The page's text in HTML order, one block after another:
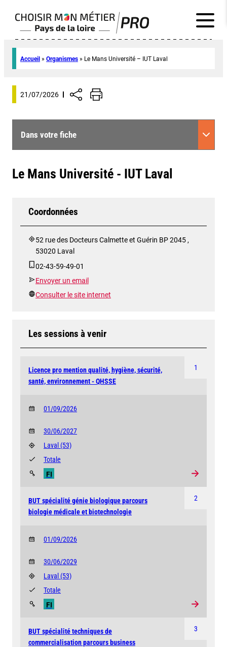
Accueil » Organismes » Le Mans Université – IUT Laval
21/07/2026
Dans votre fiche
Le Mans Université - IUT Laval
Coordonnées
52 rue des Docteurs Calmette et Guérin BP 2045 ,
53020 Laval
02-43-59-49-01
Envoyer un email
Consulter le site internet
Les sessions à venir
1
Licence pro mention qualité, hygiène, sécurité,
santé, environnement - QHSSE
01/09/2026
30/06/2027
Laval (53)
FI
Totale
2
BUT spécialité génie biologique parcours
biologie médicale et biotechnologie
01/09/2026
30/06/2029
Laval (53)
FI
Totale
3
BUT spécialité techniques de
commercialisation parcours business